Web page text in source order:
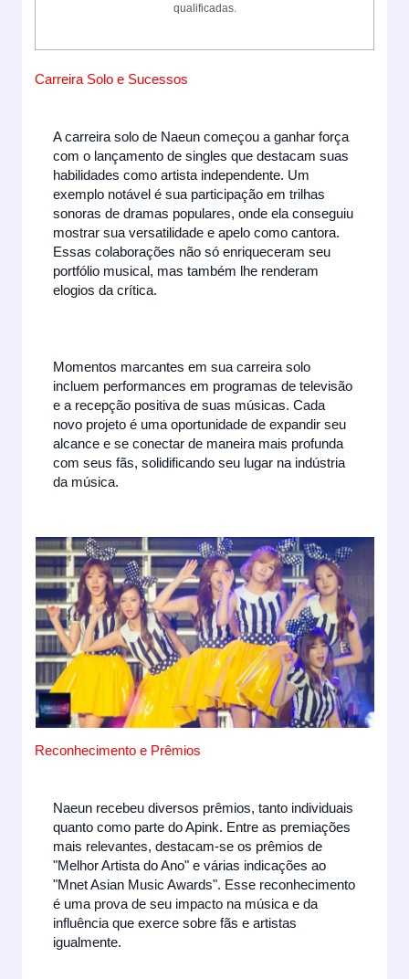
qualificadas.
Carreira Solo e Sucessos
A carreira solo de Naeun começou a ganhar força
com o lançamento de singles que destacam suas
habilidades como artista independente. Um
exemplo notável é sua participação em trilhas
sonoras de dramas populares, onde ela conseguiu
mostrar sua versatilidade e apelo como cantora.
Essas colaborações não só enriqueceram seu
portfólio musical, mas também lhe renderam
elogios da crítica.
Momentos marcantes em sua carreira solo
incluem performances em programas de televisão
e a recepção positiva de suas músicas. Cada
novo projeto é uma oportunidade de expandir seu
alcance e se conectar de maneira mais profunda
com seus fãs, solidificando seu lugar na indústria
da música.
Reconhecimento e Prêmios
Naeun recebeu diversos prêmios, tanto individuais
quanto como parte do Apink. Entre as premiações
mais relevantes, destacam-se os prêmios de
"Melhor Artista do Ano" e várias indicações ao
"Mnet Asian Music Awards". Esse reconhecimento
é uma prova de seu impacto na música e da
influência que exerce sobre fãs e artistas
igualmente.